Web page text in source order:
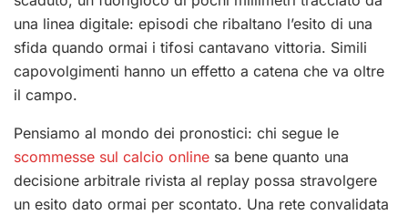
una linea digitale: episodi che ribaltano l’esito di una
sfida quando ormai i tifosi cantavano vittoria. Simili
capovolgimenti hanno un effetto a catena che va oltre
il campo.
Pensiamo al mondo dei pronostici: chi segue le
scommesse sul calcio online sa bene quanto una
decisione arbitrale rivista al replay possa stravolgere
un esito dato ormai per scontato. Una rete convalidata